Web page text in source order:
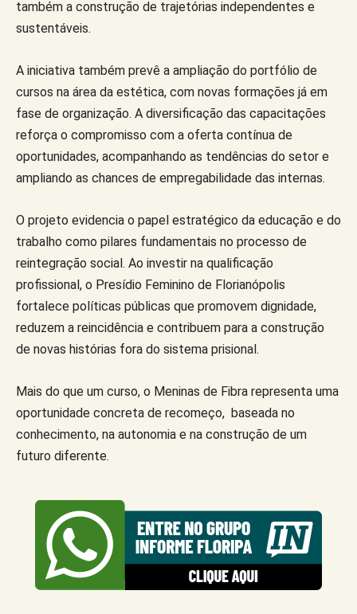
também a construção de trajetórias independentes e
sustentáveis.
A iniciativa também prevê a ampliação do portfólio de
cursos na área da estética, com novas formações já em
fase de organização. A diversificação das capacitações
reforça o compromisso com a oferta contínua de
oportunidades, acompanhando as tendências do setor e
ampliando as chances de empregabilidade das internas.
O projeto evidencia o papel estratégico da educação e do
trabalho como pilares fundamentais no processo de
reintegração social. Ao investir na qualificação
profissional, o Presídio Feminino de Florianópolis
fortalece políticas públicas que promovem dignidade,
reduzem a reincidência e contribuem para a construção
de novas histórias fora do sistema prisional.
Mais do que um curso, o Meninas de Fibra representa uma
oportunidade concreta de recomeço, baseada no
conhecimento, na autonomia e na construção de um
futuro diferente.